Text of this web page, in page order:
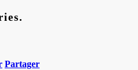
Partager